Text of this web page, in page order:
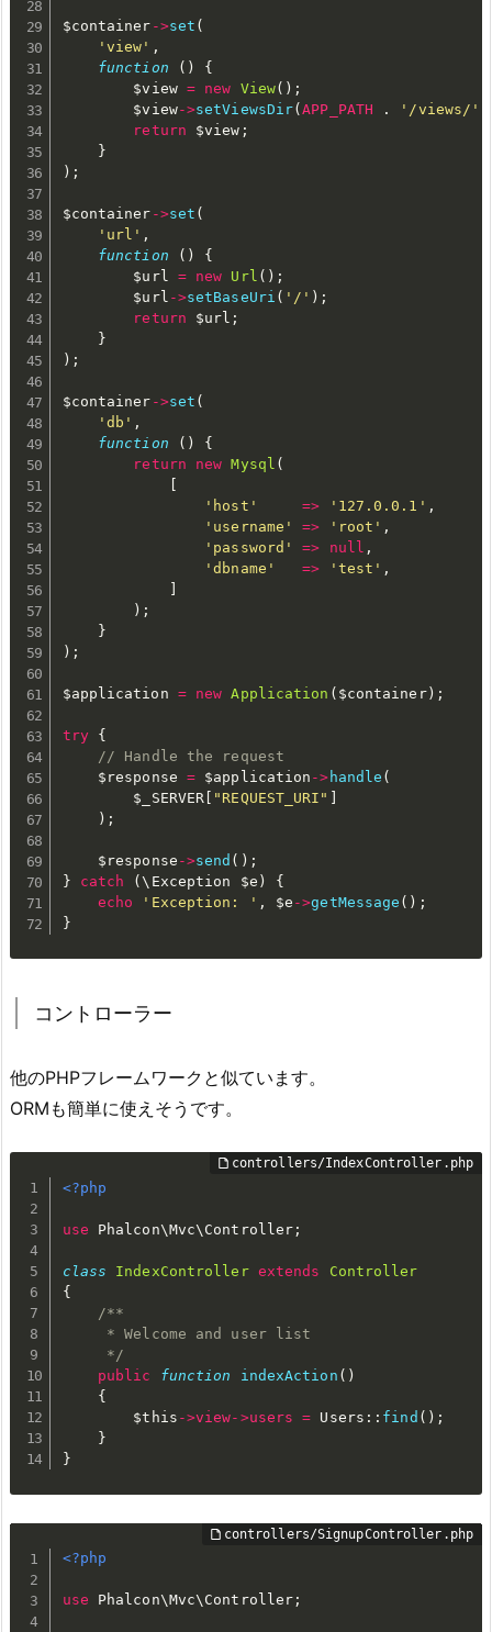
$container ->set (
'view' ,
function
( )
{
$view = new View( ) ;
$view->setViewsDir(APP_PATH . '/views/'
return
$view ;
}
) ;
$container ->set (
'url' ,
function
( )
{
$url = new Url ( ) ;
$url ->setBaseUri ( '/' ) ;
return
$url ;
}
) ;
$container ->set (
'db' ,
function
( )
{
return
new Mysql (
'host'
=> '127.0.0.1' ,
'username'
=> 'root' ,
'password'
=> null ,
'dbname'
=> 'test' ,
) ;
}
) ;
$application = new Application ( $container) ;
try
{
// Handle the request
$response = $application -> handle (
$_SERVER
"REQUEST_URI"
) ;
$response ->send ( ) ;
}
catch (\ Exception $e )
{
echo
'Exception: ' , $e ->getMessage ( ) ;
}
コントローラー
他のPHPフレームワークと似ています。
ORMも簡単に使えそうです。
<?php
use Phalcon\Mvc\ Controller ;
class IndexController extends
Controller
{
/**
     * Welcome and user list
     */
public
function indexAction ( )
{
$this ->view- >users = Users : : find ( ) ;
}
}
<?php
use Phalcon\Mvc\ Controller ;